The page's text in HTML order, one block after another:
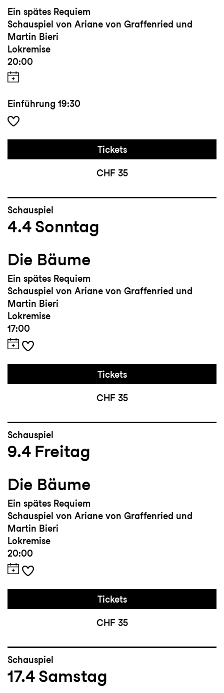
Ein spätes Requiem
Schauspiel von Ariane von Graffenried und
Martin Bieri
Lokremise
20:00
Einführung 19:30
Tickets
CHF 35
Schauspiel
4.4 Sonntag
Die Bäume
Ein spätes Requiem
Schauspiel von Ariane von Graffenried und
Martin Bieri
Lokremise
17:00
Tickets
CHF 35
Schauspiel
9.4 Freitag
Die Bäume
Ein spätes Requiem
Schauspiel von Ariane von Graffenried und
Martin Bieri
Lokremise
20:00
Tickets
CHF 35
Schauspiel
17.4 Samstag